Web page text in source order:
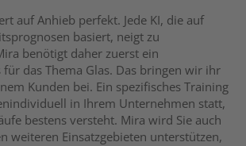
auf Anhieb perfekt. Jede KI, die auf
basiert, neigt zu
benötigt daher zuerst ein
das Thema Glas. Das bringen wir ihr
Kunden bei. Ein spezifisches Training
in Ihrem Unternehmen statt,
bestens versteht. Mira wird Sie auch
weiteren Einsatzgebieten unterstützen,